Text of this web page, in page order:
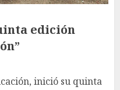
edición
inició su quinta